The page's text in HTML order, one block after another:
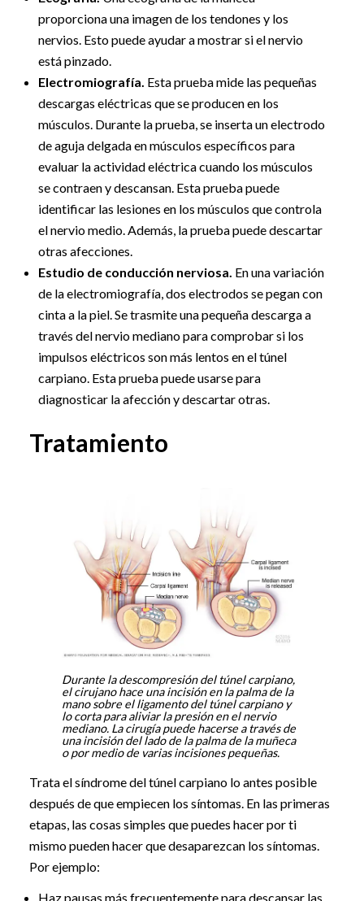
proporciona una imagen de los tendones y los
nervios. Esto puede ayudar a mostrar si el nervio
está pinzado.
Electromiografía. Esta prueba mide las pequeñas
descargas eléctricas que se producen en los
músculos. Durante la prueba, se inserta un electrodo
de aguja delgada en músculos específicos para
evaluar la actividad eléctrica cuando los músculos
se contraen y descansan. Esta prueba puede
identificar las lesiones en los músculos que controla
el nervio medio. Además, la prueba puede descartar
otras afecciones.
Estudio de conducción nerviosa. En una variación
de la electromiografía, dos electrodos se pegan con
cinta a la piel. Se trasmite una pequeña descarga a
través del nervio mediano para comprobar si los
impulsos eléctricos son más lentos en el túnel
carpiano. Esta prueba puede usarse para
diagnosticar la afección y descartar otras.
Tratamiento
Durante la descompresión del túnel carpiano,
el cirujano hace una incisión en la palma de la
mano sobre el ligamento del túnel carpiano y
lo corta para aliviar la presión en el nervio
mediano. La cirugía puede hacerse a través de
una incisión del lado de la palma de la muñeca
o por medio de varias incisiones pequeñas.
Trata el síndrome del túnel carpiano lo antes posible
después de que empiecen los síntomas. En las primeras
etapas, las cosas simples que puedes hacer por ti
mismo pueden hacer que desaparezcan los síntomas.
Por ejemplo:
Haz pausas más frecuentemente para descansar las